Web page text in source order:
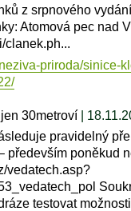
z srpnového
Atomová pec nad
clanek.ph...
priroda/sinice-
30metroví|
pravidelný
především poněkud
vedatech.asp?
testovat